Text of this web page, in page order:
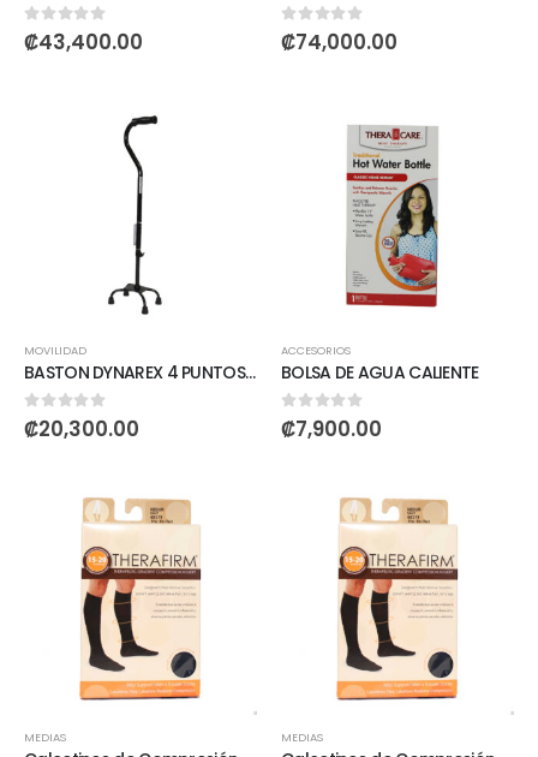
0out of 5
₡43,400.00 0out of 5
₡74,000.00
MOVILIDAD
BASTON DYNAREX 4 PUNTOS NEGRO
0out of 5
₡20,300.00
ACCESORIOS
BOLSA DE AGUA CALIENTE
0out of 5
₡7,900.00
MEDIAS MEDIAS